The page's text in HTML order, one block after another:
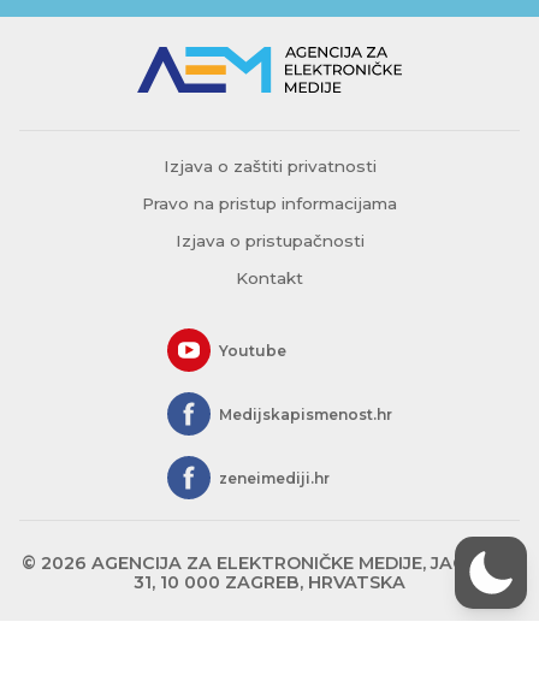
Izjava o zaštiti privatnosti
Pravo na pristup informacijama
Izjava o pristupačnosti
Kontakt
Youtube
Medijskapismenost.hr
zeneimediji.hr
© 2026 AGENCIJA ZA ELEKTRONIČKE MEDIJE, JAGIĆEVA
31, 10 000 ZAGREB, HRVATSKA